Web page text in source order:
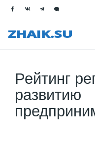
Рейтинг
развитию